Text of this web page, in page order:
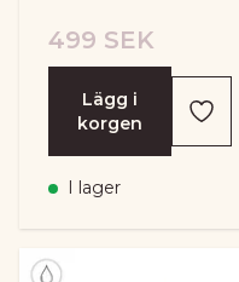
499 SEK
Lägg i
korgen
I lager